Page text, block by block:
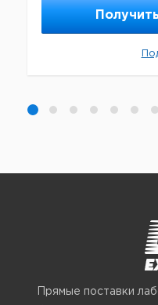
Прямые поставки